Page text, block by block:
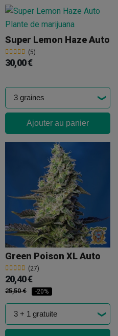
Super Lemon Haze Auto
(5)
30,00 €
Ajouter au panier
Green Poison XL Auto
(27)
20,40 €
25,50 € -20%